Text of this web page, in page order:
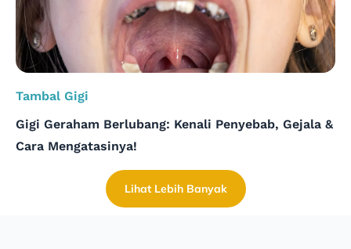
Lihat Lebih Banyak
Tambal Gigi
Gigi Geraham Berlubang: Kenali Penyebab, Gejala &
Cara Mengatasinya!